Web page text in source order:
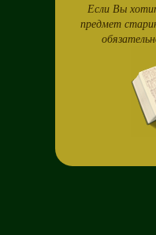
Если Вы
предмет